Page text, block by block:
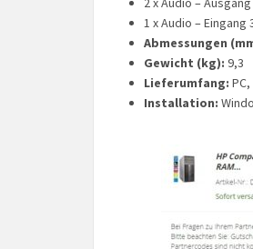
1 x Audio – Eingang
Abmessungen
Gewicht (kg): 9,3
Lieferumfang:
Installation: